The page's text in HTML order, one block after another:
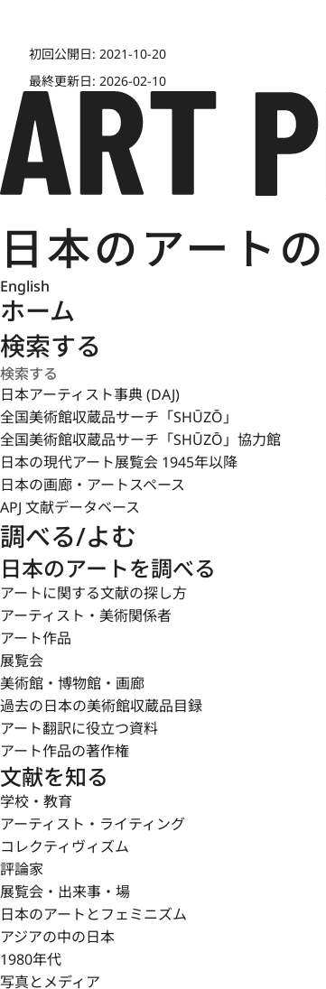
初回公開日: 2021-10-20
最終更新日: 2026-02-10
English
ホーム
検索する
日本アーティスト事典 (DAJ)
全国美術館収蔵品サーチ「SHŪZŌ」
全国美術館収蔵品サーチ「SHŪZŌ」協力館
日本の現代アート展覧会 1945年以降
日本の画廊・アートスペース
APJ 文献データベース
調べる/よむ
日本のアートを調べる
アートに関する文献の探し方
アーティスト・美術関係者
アート作品
展覧会
美術館・博物館・画廊
過去の日本の美術館収蔵品目録
アート翻訳に役立つ資料
アート作品の著作権
文献を知る
学校・教育
アーティスト・ライティング
コレクティヴィズム
評論家
展覧会・出来事・場
日本のアートとフェミニズム
アジアの中の日本
1980年代
写真とメディア